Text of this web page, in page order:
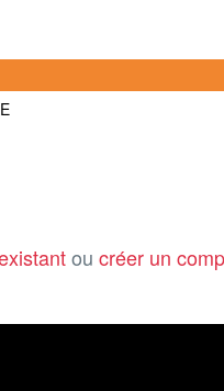
ou créer un